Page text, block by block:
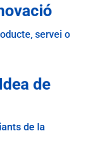
servei o
de
de la